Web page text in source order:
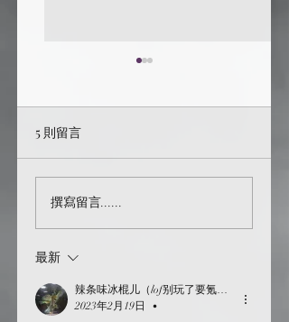
sorry for bothering
5 則留言
撰寫留言......
最新
辣条味冰棍儿（lof别玩了要氪金的）
2023年2月19日
•